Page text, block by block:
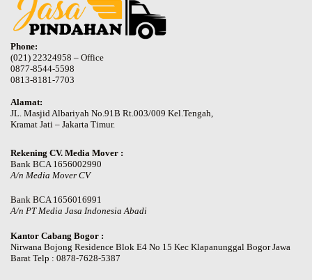
Phone:
(021) 22324958 – Office
0877-8544-5598
0813-8181-7703
Alamat:
JL. Masjid Albariyah No.91B Rt.003/009 Kel.Tengah,
Kramat Jati – Jakarta Timur.
Rekening CV. Media Mover :
Bank BCA 1656002990
A/n Media Mover CV
Bank BCA 1656016991
A/n PT Media Jasa Indonesia Abadi
Kantor Cabang Bogor :
Nirwana Bojong Residence Blok E4 No 15 Kec Klapanunggal Bogor Jawa
Barat Telp : 0878-7628-5387